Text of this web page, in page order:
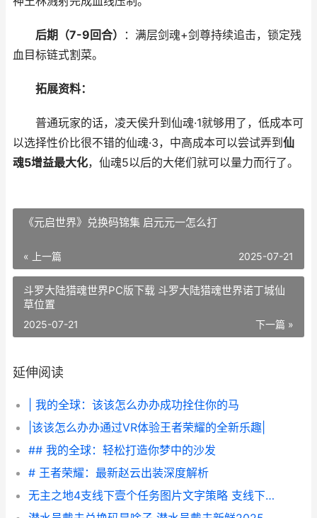
后期（7-9回合）
：满层剑魂+剑尊持续追击，锁定残
血目标链式割菜。
拓展资料：
普通玩家的话，凌天侯升到仙魂·1就够用了，低成本可
以选择性价比很不错的仙魂·3，中高成本可以尝试弄到 仙
魂5增益最大化，仙魂5以后的大佬们就可以量力而行了。
《元启世界》兑换码锦集 启元元一怎么打
« 上一篇 2025-07-21
斗罗大陆猎魂世界PC版下载 斗罗大陆猎魂世界诺丁城仙
草位置
下一篇 »
2025-07-21
延伸阅读
| 我的全球：该该怎么办办成功拴住你的马
|该该怎么办办通过VR体验王者荣耀的全新乐趣|
## 我的全球：轻松打造你梦中的沙发
# 王者荣耀：最新赵云出装深度解析
无主之地4支线下壹个任务图片文字策略 支线下壹个任务如何做 无主之地4支线任务